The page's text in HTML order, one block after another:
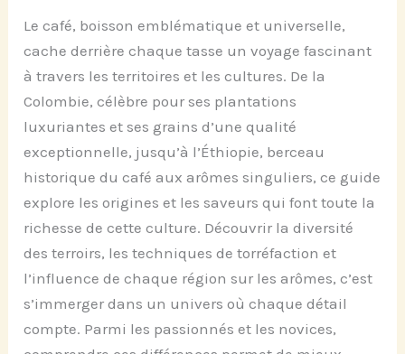
Le café, boisson emblématique et universelle,
cache derrière chaque tasse un voyage fascinant
à travers les territoires et les cultures. De la
Colombie, célèbre pour ses plantations
luxuriantes et ses grains d’une qualité
exceptionnelle, jusqu’à l’Éthiopie, berceau
historique du café aux arômes singuliers, ce guide
explore les origines et les saveurs qui font toute la
richesse de cette culture. Découvrir la diversité
des terroirs, les techniques de torréfaction et
l’influence de chaque région sur les arômes, c’est
s’immerger dans un univers où chaque détail
compte. Parmi les passionnés et les novices,